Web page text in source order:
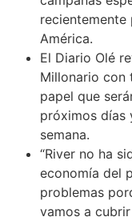
recientemente
América.
El Diario Olé
Millonario con
papel que
próximos días
semana.
“River no ha
economía del
problemas
vamos a